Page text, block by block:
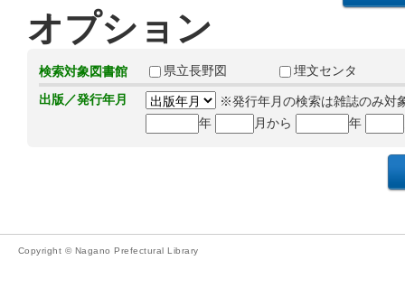
オプション
検索対象図書館 県立長野図
埋文センタ
出版／発行年月
※発行年月の検索は雑誌のみ対
年
月から 年
Copyright © Nagano Prefectural Library